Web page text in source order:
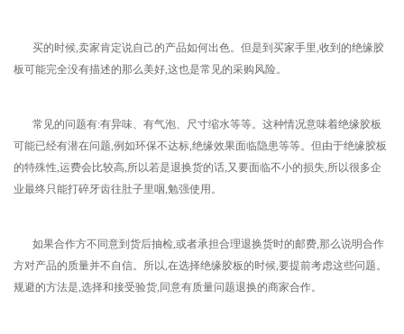
买的时候,卖家肯定说自己的产品如何出色。但是到买家手里,收到的绝缘胶
板可能完全没有描述的那么美好,这也是常见的采购风险。
常见的问题有:有异味、有气泡、尺寸缩水等等。这种情况意味着绝缘胶板
可能已经有潜在问题,例如环保不达标,绝缘效果面临隐患等等。但由于绝缘胶板
的特殊性,运费会比较高,所以若是退换货的话,又要面临不小的损失,所以很多企
业最终只能打碎牙齿往肚子里咽,勉强使用。
如果合作方不同意到货后抽检,或者承担合理退换货时的邮费,那么说明合作
方对产品的质量并不自信。所以,在选择绝缘胶板的时候,要提前考虑这些问题。
规避的方法是,选择和接受验货,同意有质量问题退换的商家合作。